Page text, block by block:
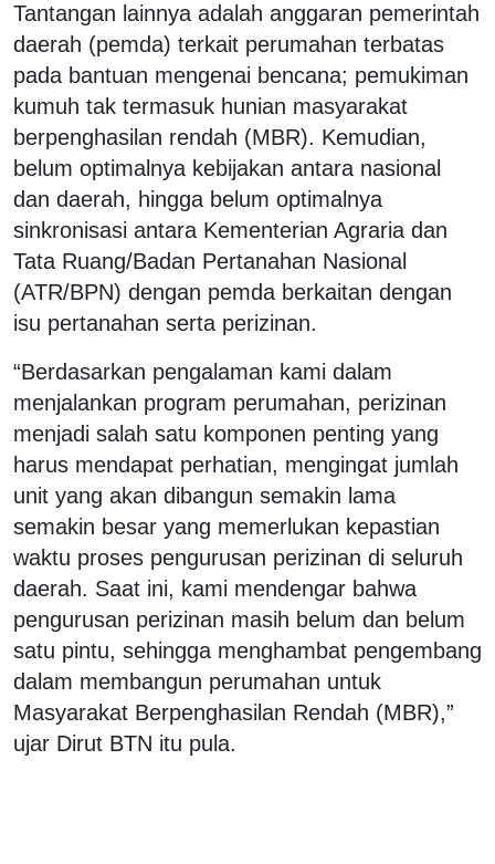
Tantangan lainnya adalah anggaran pemerintah
daerah (pemda) terkait perumahan terbatas
pada bantuan mengenai bencana; pemukiman
kumuh tak termasuk hunian masyarakat
berpenghasilan rendah (MBR). Kemudian,
belum optimalnya kebijakan antara nasional
dan daerah, hingga belum optimalnya
sinkronisasi antara Kementerian Agraria dan
Tata Ruang/Badan Pertanahan Nasional
(ATR/BPN) dengan pemda berkaitan dengan
isu pertanahan serta perizinan.
“Berdasarkan pengalaman kami dalam
menjalankan program perumahan, perizinan
menjadi salah satu komponen penting yang
harus mendapat perhatian, mengingat jumlah
unit yang akan dibangun semakin lama
semakin besar yang memerlukan kepastian
waktu proses pengurusan perizinan di seluruh
daerah. Saat ini, kami mendengar bahwa
pengurusan perizinan masih belum dan belum
satu pintu, sehingga menghambat pengembang
dalam membangun perumahan untuk
Masyarakat Berpenghasilan Rendah (MBR),”
ujar Dirut BTN itu pula.